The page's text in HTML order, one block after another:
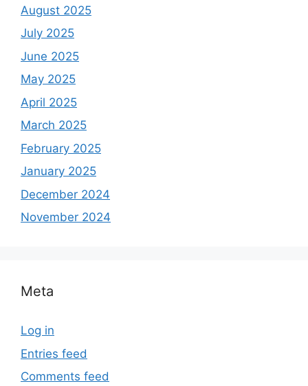
August 2025
July 2025
June 2025
May 2025
April 2025
March 2025
February 2025
January 2025
December 2024
November 2024
Meta
Log in
Entries feed
Comments feed